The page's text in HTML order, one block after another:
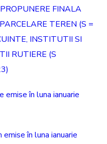
FINALA
TEREN (S =
INSTITUTII SI
RUTIERE (S
în luna ianuarie
în luna ianuarie